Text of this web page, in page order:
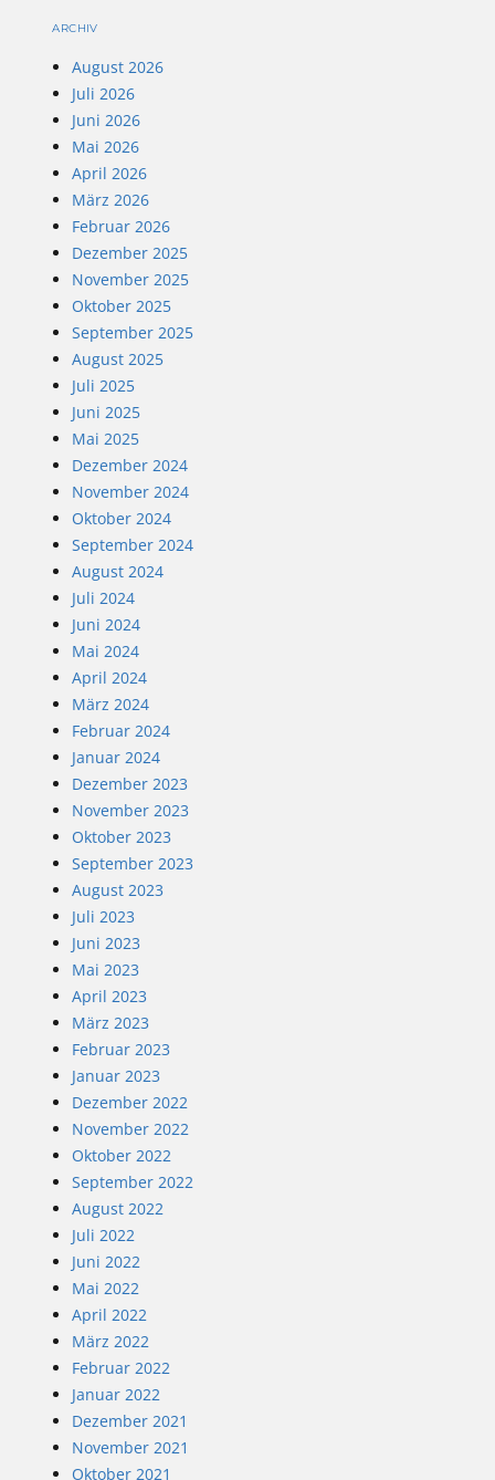
ARCHIV
August 2026
Juli 2026
Juni 2026
Mai 2026
April 2026
März 2026
Februar 2026
Dezember 2025
November 2025
Oktober 2025
September 2025
August 2025
Juli 2025
Juni 2025
Mai 2025
Dezember 2024
November 2024
Oktober 2024
September 2024
August 2024
Juli 2024
Juni 2024
Mai 2024
April 2024
März 2024
Februar 2024
Januar 2024
Dezember 2023
November 2023
Oktober 2023
September 2023
August 2023
Juli 2023
Juni 2023
Mai 2023
April 2023
März 2023
Februar 2023
Januar 2023
Dezember 2022
November 2022
Oktober 2022
September 2022
August 2022
Juli 2022
Juni 2022
Mai 2022
April 2022
März 2022
Februar 2022
Januar 2022
Dezember 2021
November 2021
Oktober 2021